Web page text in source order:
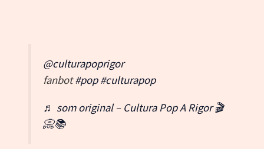
@culturapoprigor
fanbot#pop #culturapop
♬ som original – Cultura Pop A Rigor 🎬
📀📚